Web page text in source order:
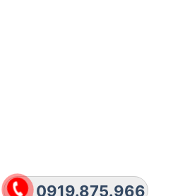
0919.875.966